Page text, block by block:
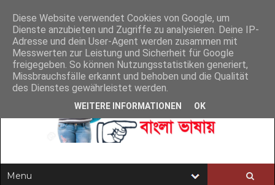
Diese Website verwendet Cookies von Google, um
Dienste anzubieten und Zugriffe zu analysieren. Deine IP-
Adresse und dein User-Agent werden zusammen mit
Messwerten zur Leistung und Sicherheit für Google
freigegeben. So können Nutzungsstatistiken generiert,
Missbrauchsfälle erkannt und behoben und die Qualität
des Dienstes gewährleistet werden.
WEITERE INFORMATIONEN OK